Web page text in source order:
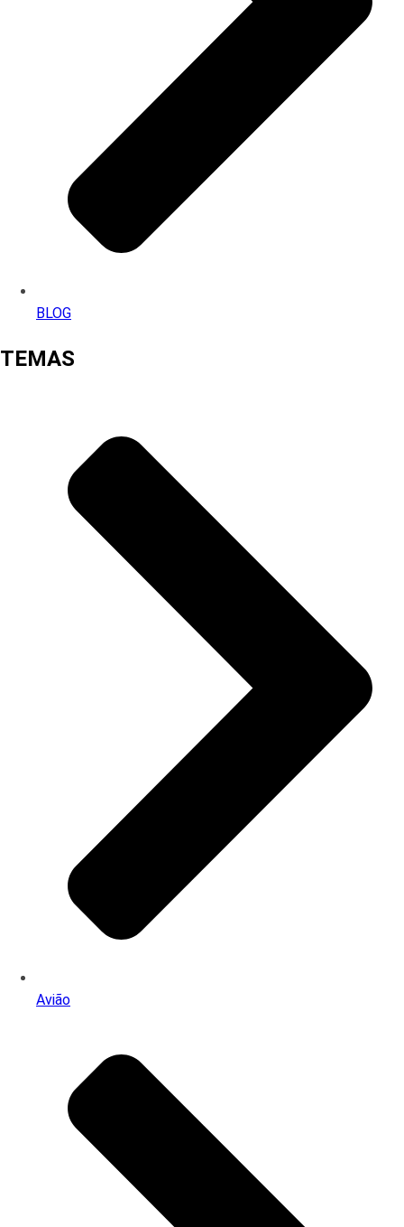
BLOG
TEMAS
Avião